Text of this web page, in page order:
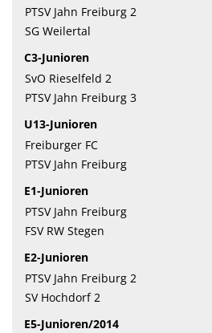
PTSV Jahn Freiburg 2
SG Weilertal
C3-Junioren
SvO Rieselfeld 2
PTSV Jahn Freiburg 3
U13-Junioren
Freiburger FC
PTSV Jahn Freiburg
E1-Junioren
PTSV Jahn Freiburg
FSV RW Stegen
E2-Junioren
PTSV Jahn Freiburg 2
SV Hochdorf 2
E5-Junioren/2014